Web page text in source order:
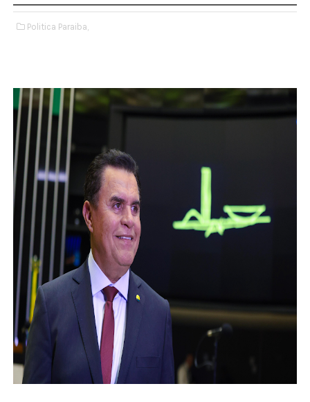
Politica Paraiba,